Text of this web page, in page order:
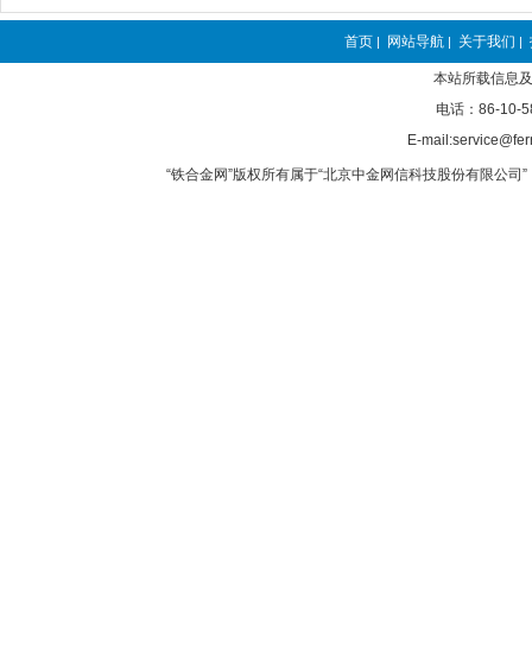
首页 | 网站导航 | 关于我们 |
本站所载信息
电话：86-10-
E-
“铁合金网”版权所有属于“北京中金网信科技股份有限公司